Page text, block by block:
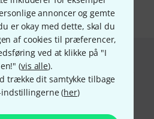
annoncer og gemte
er okay med dette, skal du
af cookies til præferencer,
ved at klikke på "I
(vis alle).
trække dit samtykke tilbage
indstillingerne (her)
felt